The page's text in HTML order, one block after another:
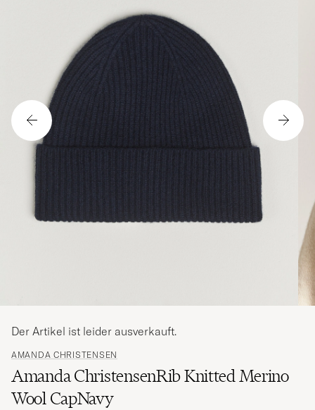
AMANDA CHRISTENSEN
Amanda ChristensenRib Knitted Merino
Wool CapNavy
Der Artikel ist leider ausverkauft.